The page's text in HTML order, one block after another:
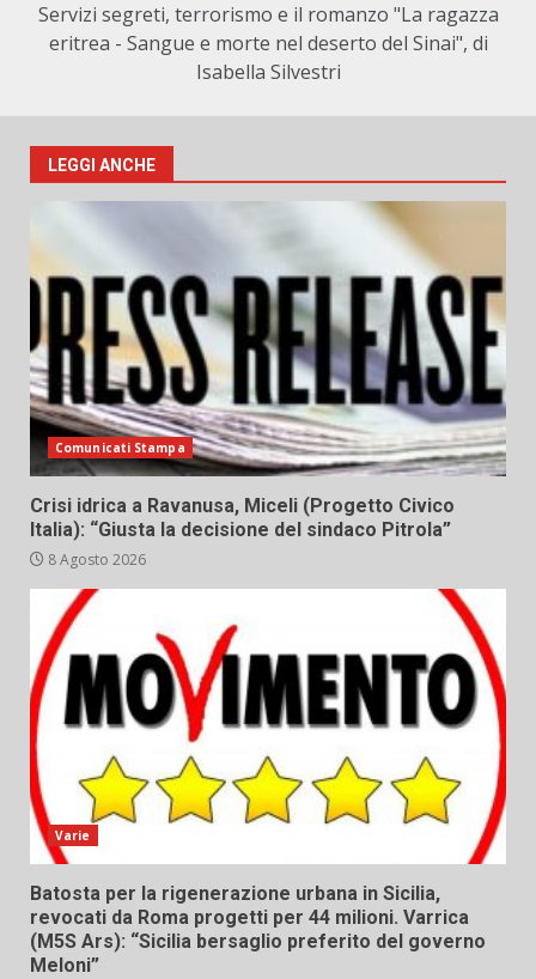
Servizi segreti, terrorismo e il romanzo "La ragazza
eritrea - Sangue e morte nel deserto del Sinai", di
Isabella Silvestri
LEGGI ANCHE
Comunicati Stampa
Crisi idrica a Ravanusa, Miceli (Progetto Civico
Italia): “Giusta la decisione del sindaco Pitrola”
8 Agosto 2026
Varie
Batosta per la rigenerazione urbana in Sicilia,
revocati da Roma progetti per 44 milioni. Varrica
(M5S Ars): “Sicilia bersaglio preferito del governo
Meloni”